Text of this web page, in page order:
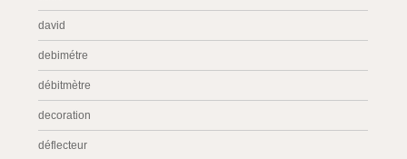
david
debimétre
débitmètre
decoration
déflecteur